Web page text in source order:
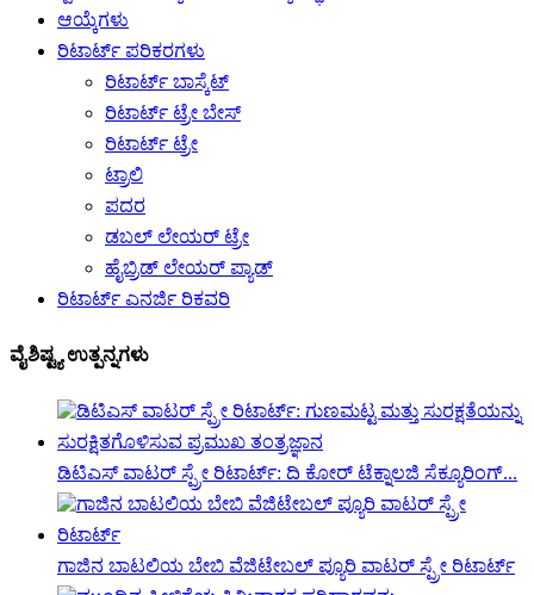
ಆಯ್ಕೆಗಳು
ರಿಟಾರ್ಟ್ ಪರಿಕರಗಳು
ರಿಟಾರ್ಟ್ ಬಾಸ್ಕೆಟ್
ರಿಟಾರ್ಟ್ ಟ್ರೇ ಬೇಸ್
ರಿಟಾರ್ಟ್ ಟ್ರೇ
ಟ್ರಾಲಿ
ಪದರ
ಡಬಲ್ ಲೇಯರ್ ಟ್ರೇ
ಹೈಬ್ರಿಡ್ ಲೇಯರ್ ಪ್ಯಾಡ್
ರಿಟಾರ್ಟ್ ಎನರ್ಜಿ ರಿಕವರಿ
ವೈಶಿಷ್ಟ್ಯ ಉತ್ಪನ್ನಗಳು
ಡಿಟಿಎಸ್ ವಾಟರ್ ಸ್ಪ್ರೇ ರಿಟಾರ್ಟ್: ದಿ ಕೋರ್ ಟೆಕ್ನಾಲಜಿ ಸೆಕ್ಯೂರಿಂಗ್...
ಗಾಜಿನ ಬಾಟಲಿಯ ಬೇಬಿ ವೆಜಿಟೇಬಲ್ ಪ್ಯೂರಿ ವಾಟರ್ ಸ್ಪ್ರೇ ರಿಟಾರ್ಟ್